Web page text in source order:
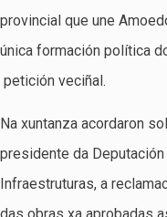
provincial que une
única formación política
petición veciñal.
Na xuntanza acordaron
presidente da
Infraestruturas, a